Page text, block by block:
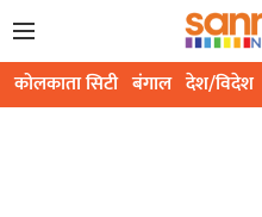
कोलकाता सिटी बंगाल देश/विदेश